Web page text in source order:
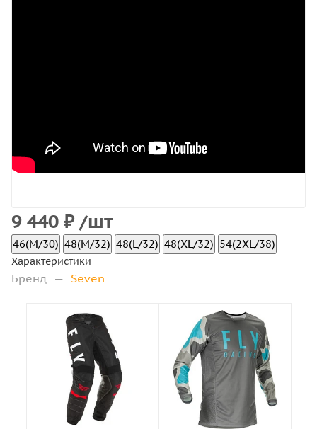
9 440 ₽ /шт
46(M/30) 48(M/32) 48(L/32) 48(XL/32) 54(2XL/38)
Характеристики
Бренд — Seven